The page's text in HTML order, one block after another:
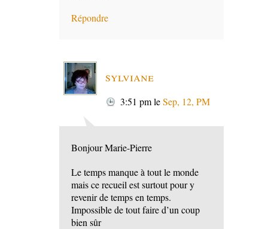
Répondre
sylviane
3:51 pmleSep, 12, PM
Bonjour Marie-Pierre
Le temps manque à tout le monde
mais ce recueil est surtout pour y
revenir de temps en temps.
Impossible de tout faire d’un coup
bien sûr